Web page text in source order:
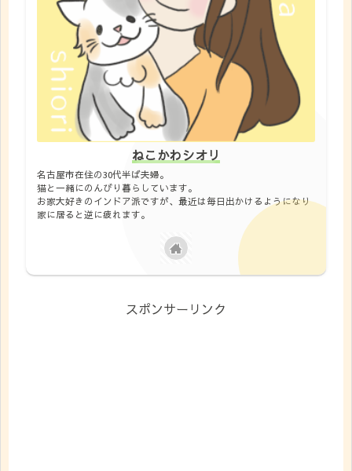
ねこかわシオリ
名古屋市在住の30代半ば夫婦。
猫と一緒にのんびり暮らしています。
お家大好きのインドア派ですが、最近は毎日出かけるようになり
家に居ると逆に疲れます。
スポンサーリンク